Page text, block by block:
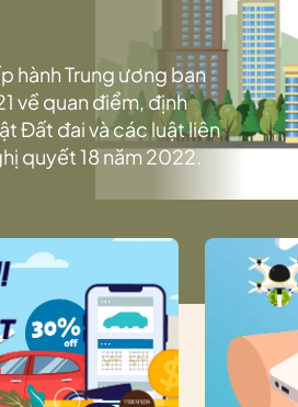
hành Trung ương ban
về quan điểm, định
Đất đai và các luật liên
quyết 18 năm 2022.